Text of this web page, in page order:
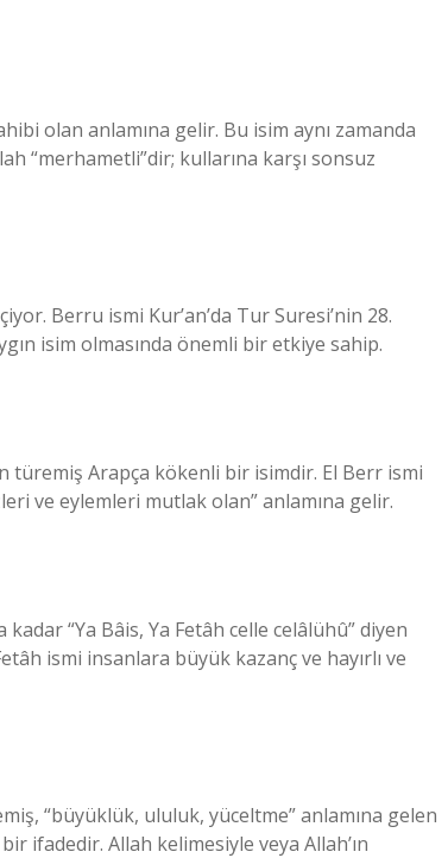
olan anlamına gelir. Bu isim aynı zamanda
“merhametli”dir; kullarına karşı sonsuz
Berru ismi Kur’an’da Tur Suresi’nin 28.
isim olmasında önemli bir etkiye sahip.
türemiş Arapça kökenli bir isimdir. El Berr ismi
ve eylemleri mutlak olan” anlamına gelir.
“Ya Bâis, Ya Fetâh celle celâlühû” diyen
ismi insanlara büyük kazanç ve hayırlı ve
“büyüklük, ululuk, yüceltme” anlamına gelen
ifadedir. Allah kelimesiyle veya Allah’ın